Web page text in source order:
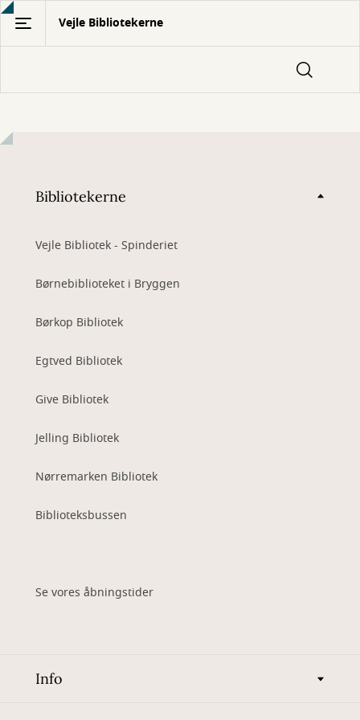
Gå
hovedindhold
Vejle Bibliotekerne
Bibliotekerne
Vejle Bibliotek - Spinderiet
Børnebiblioteket i Bryggen
Børkop Bibliotek
Egtved Bibliotek
Give Bibliotek
Jelling Bibliotek
Nørremarken Bibliotek
Biblioteksbussen
Se vores åbningstider
Info